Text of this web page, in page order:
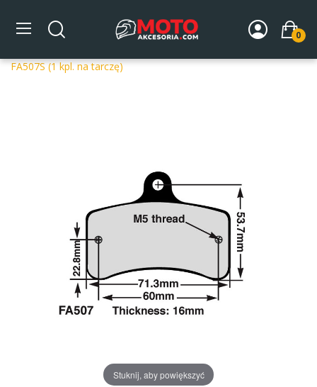
0
Strona główna DLA MOTOCYKLA
Układ hamulcowy
FA507S (1 kpl. na tarczę)
Stuknij, aby powiększyć